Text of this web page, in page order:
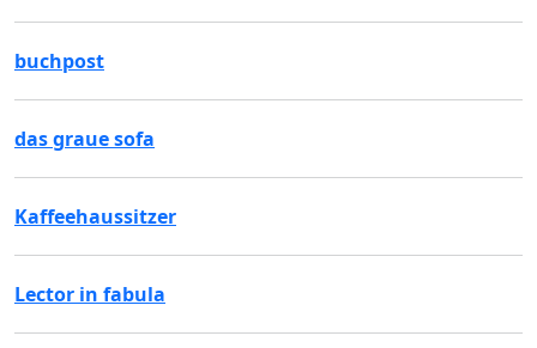
buchpost
das graue sofa
Kaffeehaussitzer
Lector in fabula